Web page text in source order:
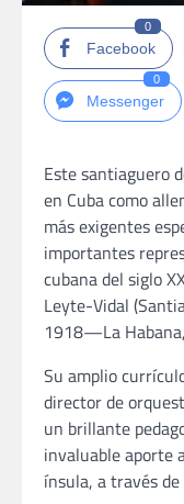
Facebook
0
Messenger
0
Este santiaguero
en Cuba como
más exigentes
importantes
cubana del siglo
Leyte-Vidal
1918—La
Su amplio
director de
un brillante
invaluable aporte
ínsula, a través de